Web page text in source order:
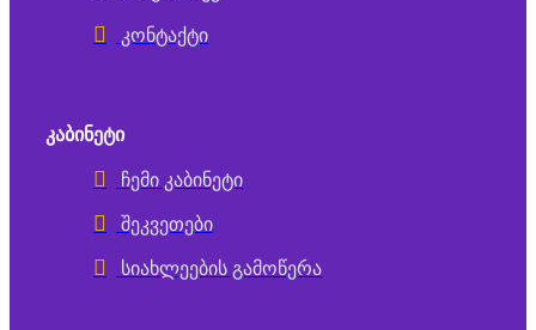
კონტაქტი
ᲙᲐᲑᲘᲜᲔᲢᲘ
ჩემი კაბინეტი
შეკვეთები
სიახლეების გამოწერა